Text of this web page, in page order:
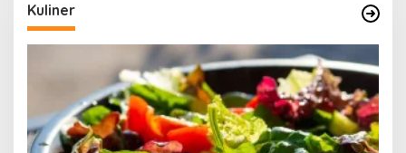
Kuliner